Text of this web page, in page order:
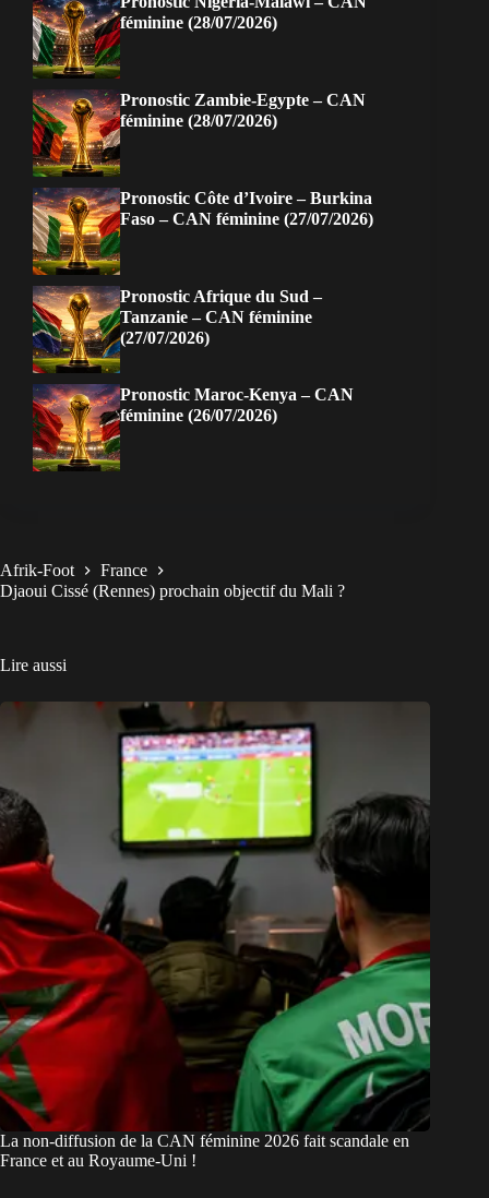
féminine (28/07/2026)
Pronostic Zambie-Egypte – CAN
féminine (28/07/2026)
Pronostic Côte d’Ivoire – Burkina
Faso – CAN féminine (27/07/2026)
Pronostic Afrique du Sud –
Tanzanie – CAN féminine
(27/07/2026)
Pronostic Maroc-Kenya – CAN
féminine (26/07/2026)
Afrik-Foot
France
Djaoui Cissé (Rennes) prochain objectif du Mali ?
Lire aussi
La non-diffusion de la CAN féminine 2026 fait scandale en
France et au Royaume-Uni !